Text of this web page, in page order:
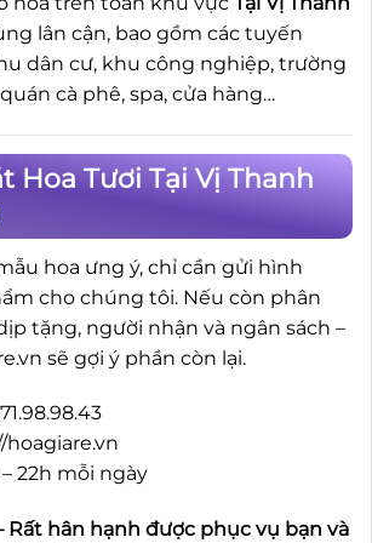
lân cận, bao gồm các tuyến
dân cư, khu công nghiệp, trường
cà phê, spa, cửa hàng…
Hoa Tươi Tại Vị Thanh
hoa ưng ý, chỉ cần gửi hình
cho chúng tôi. Nếu còn phân
tặng, người nhận và ngân sách –
sẽ gợi ý phần còn lại.
hoagiare.vn
22h mỗi ngày
Rất hân hạnh được phục vụ bạn và